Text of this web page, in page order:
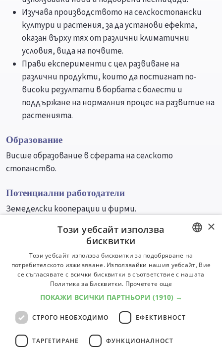
Изучава производството на селскостопански
култури и растения, за да установи ефекта,
оказан върху тях от различни климатични
условия, вида на почвите.
Прави експерименти с цел развиване на
различни продукти, които да постигнат по-
високи резултати в борбата с болести и
поддържане на нормалния процес на развитие на
растенията.
Образование
Висше образование в сферата на селското
стопанство.
Потенциални работодатели
Земеделски кооперации и фирми.
Университети Специалности
BULGARIAN
ENGLISH
×
Този уебсайт използва
бисквитки
Този уебсайт използва бисквитки за подобряване на
потребителското изживяване. Използвайки нашия уебсайт, Вие
се съгласявате с всички бисквитки в съответствие с нашата
Политика за Бисквитки. Прочетете още
ПОКАЖИ ВСИЧКИ ПАРТНЬОРИ (1910) →
СТРОГО НЕОБХОДИМО ЕФЕКТИВНОСТ
ТАРГЕТИРАНЕ ФУНКЦИОНАЛНОСТ